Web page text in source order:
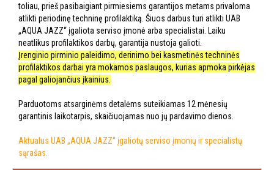
toliau, prieš pasibaigiant pirmiesiems garantijos metams privaloma
atlikti periodinę techninę profilaktiką. Šiuos darbus turi atlikti UAB
„AQUA JAZZ“ įgaliota serviso įmonė arba specialistai. Laiku
neatlikus profilaktikos darbų, garantija nustoja galioti.
Įrenginio pirminio paleidimo, derinimo bei kasmetinės techninės
profilaktikos darbai yra mokamos paslaugos, kurias apmoka pirkėjas
pagal galiojančius įkainius.
Parduotoms atsarginėms detalėms suteikiamas 12 mėnesių
garantinis laikotarpis, skaičiuojamas nuo jų pardavimo dienos.
Aktualus UAB „AQUA JAZZ“ įgaliotų serviso įmonių ir specialistų
sąrašas.